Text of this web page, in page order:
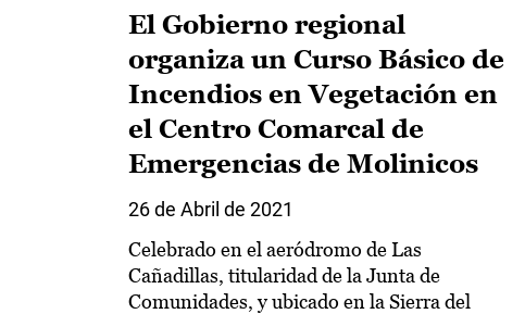
El Gobierno regional
organiza un Curso Básico de
Incendios en Vegetación en
el Centro Comarcal de
Emergencias de Molinicos
26 de Abril de 2021
Celebrado en el aeródromo de Las
Cañadillas, titularidad de la Junta de
Comunidades, y ubicado en la Sierra del